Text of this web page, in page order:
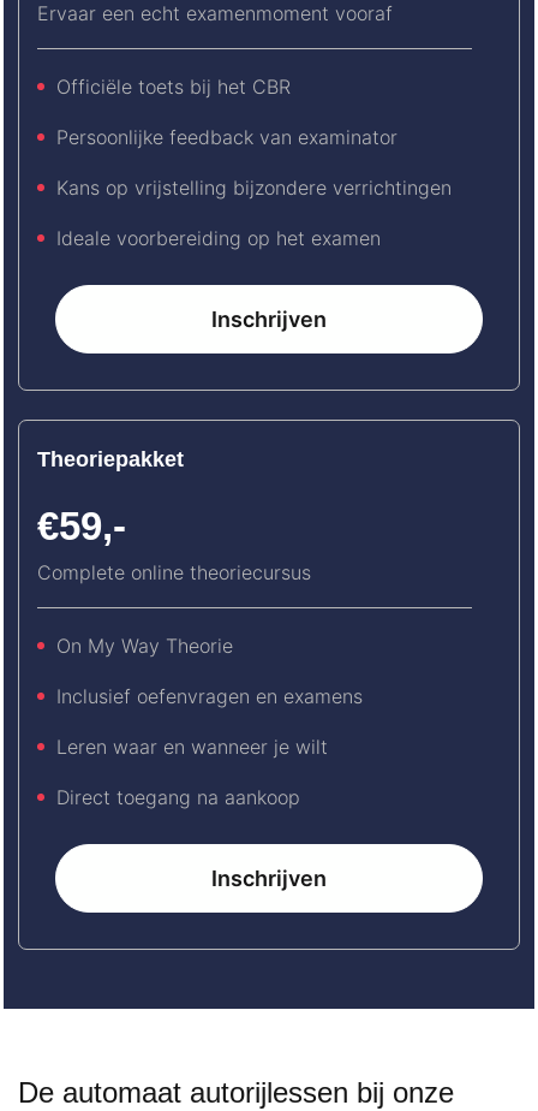
Ervaar een echt examenmoment vooraf
Officiële toets bij het CBR
Persoonlijke feedback van examinator
Kans op vrijstelling bijzondere verrichtingen
Ideale voorbereiding op het examen
Inschrijven
Theoriepakket
€59,-
Complete online theoriecursus
On My Way Theorie
Inclusief oefenvragen en examens
Leren waar en wanneer je wilt
Direct toegang na aankoop
Inschrijven
De automaat autorijlessen bij onze